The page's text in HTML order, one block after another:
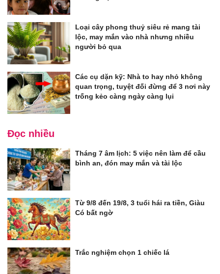
Loại cây phong thuỷ siêu rẻ mang tài
lộc, may mắn vào nhà nhưng nhiều
người bỏ qua
Các cụ dặn kỹ: Nhà to hay nhỏ không
quan trọng, tuyệt đối đừng để 3 nơi này
trống kẻo càng ngày càng lụi
Đọc nhiều
Tháng 7 âm lịch: 5 việc nên làm để cầu
bình an, đón may mắn và tài lộc
Từ 9/8 đến 19/8, 3 tuổi hái ra tiền, Giàu
Có bất ngờ
Trắc nghiệm chọn 1 chiếc lá